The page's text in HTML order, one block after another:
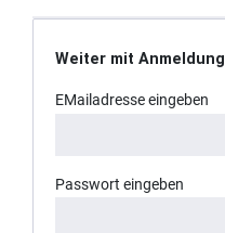
Weiter mit Anmeldung
EMailadresse eingeben
Passwort eingeben